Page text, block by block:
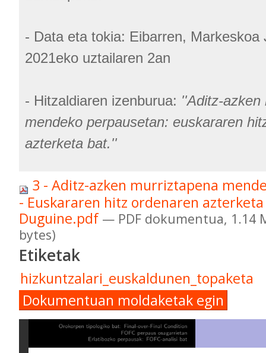
- Data eta tokia: Eibarren, Markeskoa
2021eko uztailaren 2an
- Hitzaldiaren izenburua: ''Aditz-azken
mendeko perpausetan: euskararen
azterketa bat.''
3 - Aditz-azken murriztapena
- Euskararen hitz ordenaren
Duguine.pdf — PDF dokumentua, 1.14
bytes)
Etiketak
hizkuntzalari_euskaldunen_topaketa
Dokumentuan moldaketak egin